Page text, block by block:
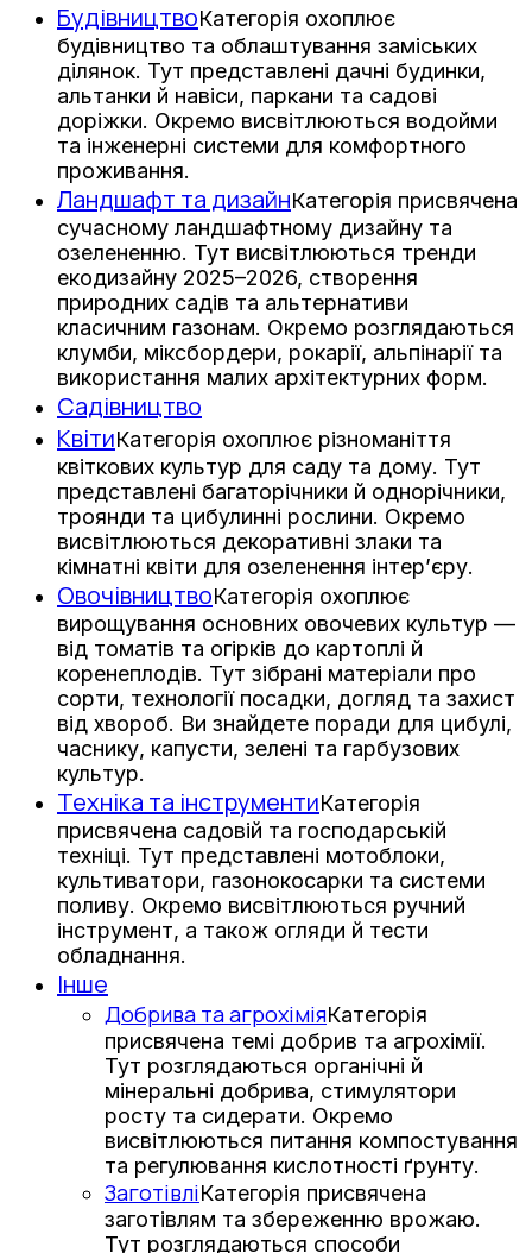
БудівництвоКатегорія охоплює
будівництво та облаштування заміських
ділянок. Тут представлені дачні будинки,
альтанки й навіси, паркани та садові
доріжки. Окремо висвітлюються водойми
та інженерні системи для комфортного
проживання.
Ландшафт та дизайнКатегорія присвячена
сучасному ландшафтному дизайну та
озелененню. Тут висвітлюються тренди
екодизайну 2025–2026, створення
природних садів та альтернативи
класичним газонам. Окремо розглядаються
клумби, міксбордери, рокарії, альпінарії та
використання малих архітектурних форм.
Садівництво
КвітиКатегорія охоплює різноманіття
квіткових культур для саду та дому. Тут
представлені багаторічники й однорічники,
троянди та цибулинні рослини. Окремо
висвітлюються декоративні злаки та
кімнатні квіти для озеленення інтер’єру.
ОвочівництвоКатегорія охоплює
вирощування основних овочевих культур —
від томатів та огірків до картоплі й
коренеплодів. Тут зібрані матеріали про
сорти, технології посадки, догляд та захист
від хвороб. Ви знайдете поради для цибулі,
часнику, капусти, зелені та гарбузових
культур.
Техніка та інструментиКатегорія
присвячена садовій та господарській
техніці. Тут представлені мотоблоки,
культиватори, газонокосарки та системи
поливу. Окремо висвітлюються ручний
інструмент, а також огляди й тести
обладнання.
Інше
Добрива та агрохіміяКатегорія
присвячена темі добрив та агрохімії.
Тут розглядаються органічні й
мінеральні добрива, стимулятори
росту та сидерати. Окремо
висвітлюються питання компостування
та регулювання кислотності ґрунту.
ЗаготівліКатегорія присвячена
заготівлям та збереженню врожаю.
Тут розглядаються способи